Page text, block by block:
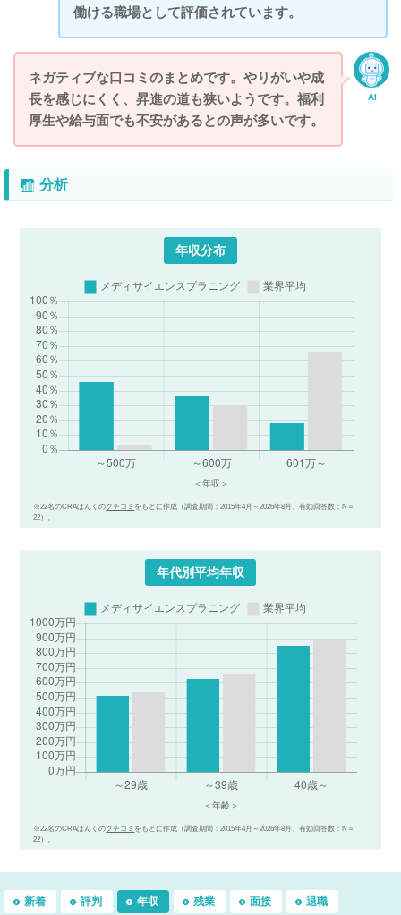
働ける職場として評価されています。
AI
ネガティブな口コミのまとめです。やりがいや成
長を感じにくく、昇進の道も狭いようです。福利
厚生や給与面でも不安があるとの声が多いです。
分析
年収分布
※22名のCRAばんくのクチコミ をもとに作成（調査期間：2015年4月～2026年8月、有効回答数：N＝
22）。
年代別平均年収
※22名のCRAばんくのクチコミ をもとに作成（調査期間：2015年4月～2026年8月、有効回答数：N＝
22）。
新着 評判 年収 残業 面接 退職